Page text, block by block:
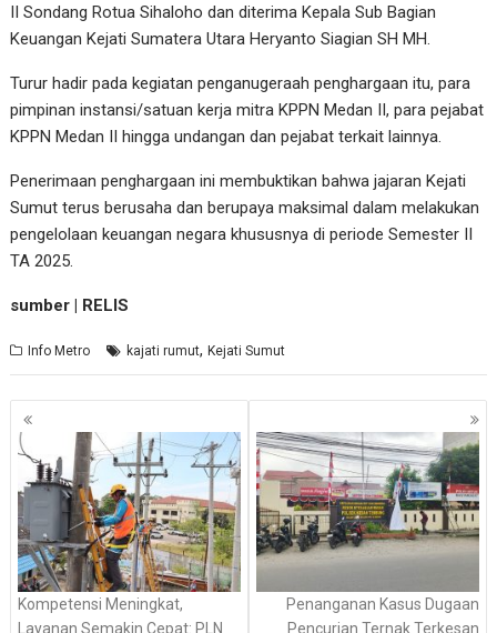
II Sondang Rotua Sihaloho dan diterima Kepala Sub Bagian
Keuangan Kejati Sumatera Utara Heryanto Siagian SH MH.
Turur hadir pada kegiatan penganugeraah penghargaan itu, para
pimpinan instansi/satuan kerja mitra KPPN Medan II, para pejabat
KPPN Medan II hingga undangan dan pejabat terkait lainnya.
Penerimaan penghargaan ini membuktikan bahwa jajaran Kejati
Sumut terus berusaha dan berupaya maksimal dalam melakukan
pengelolaan keuangan negara khususnya di periode Semester II
TA 2025.
sumber | RELIS
Info Metro kajati rumut,Kejati Sumut
Navigasi
pos
Kompetensi Meningkat,
Layanan Semakin Cepat: PLN
Penanganan Kasus Dugaan
Pencurian Ternak Terkesan